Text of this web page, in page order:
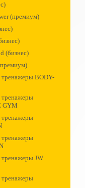
(премиум)
(бизнес)
BODY-
GYM
JW